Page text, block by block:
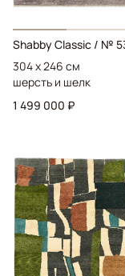
Shabby Classic / №
304 x 246 см
шерсть и шелк
1 499 000 ₽